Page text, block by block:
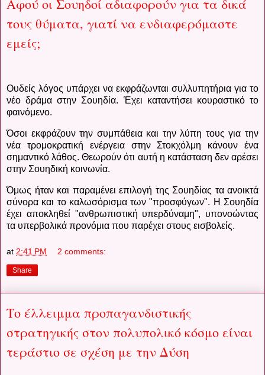
Αφού οι Σουηδοί αδιαφορούν για τα δικά
τους θύματα, γιατί να ενδιαφερόμαστε
εμείς;
Ουδείς λόγος υπάρχει να εκφράζωνται συλλυπητήρια για το
νέο δράμα στην Σουηδία. Έχει καταντήσει κουραστικό το
φαινόμενο.
Όσοι εκφράζουν την συμπάθεια και την λύπη τους για την
νέα τρομοκρατική ενέργεια στην Στοκχόλμη κάνουν ένα
σημαντικό λάθος. Θεωρούν ότι αυτή η κατάσταση δεν αρέσει
στην Σουηδική κοινωνία.
Όμως ήταν και παραμένει επιλογή της Σουηδίας τα ανοικτά
σύνορα και το καλωσόρισμα των "προσφύγων". Η Σουηδία
έχει αποκληθεί "ανθρωπιστική υπερδύναμη", υπονοώντας
τα υπερβολικά προνόμια που παρέχει στους εισβολείς.
at 2:41 PM 2 comments:
Share
Το έλλειμμα προπαγανδιστικής
στρατηγικής στον πολυπολικό κόσμο είναι
τεράστιο σε σχέση με την Δύση